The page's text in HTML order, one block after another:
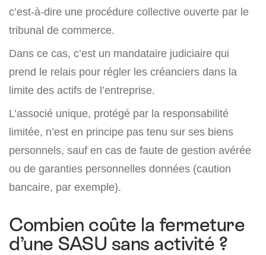
c’est-à-dire une procédure collective ouverte par le
tribunal de commerce.
Dans ce cas, c’est un mandataire judiciaire qui
prend le relais pour régler les créanciers dans la
limite des actifs de l’entreprise.
L’associé unique, protégé par la responsabilité
limitée, n’est en principe pas tenu sur ses biens
personnels, sauf en cas de faute de gestion avérée
ou de garanties personnelles données (caution
bancaire, par exemple).
Combien coûte la fermeture
d’une SASU sans activité ?